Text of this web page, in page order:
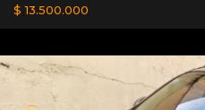
$ 13.500.000